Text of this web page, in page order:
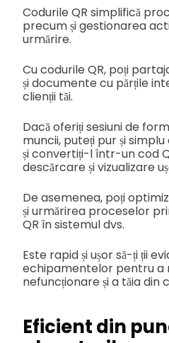
Codurile QR simplifică
precum și gestionarea
urmărire.
Cu codurile QR, poți
și documente cu părțile
clienții tăi.
Dacă oferiți sesiuni de
muncii, puteți pur și
și convertiți-l într-un cod
descărcare și vizualizare
De asemenea, poți
și urmărirea proceselor
QR în sistemul dvs.
Este rapid și ușor să-ți ții
echipamentelor pentru a
nefuncționare și a tăia din
Eficient din